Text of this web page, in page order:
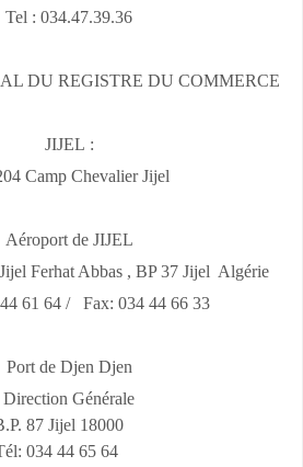
Tel : 034.47.39.36
DU REGISTRE DU COMMERCE
JIJEL :
Camp Chevalier Jijel
Aéroport de JIJEL
Ferhat Abbas , BP 37 Jijel Algérie
61 64 / Fax: 034 44 66 33
Port de Djen Djen
Direction Générale
87 Jijel 18000
034 44 65 64